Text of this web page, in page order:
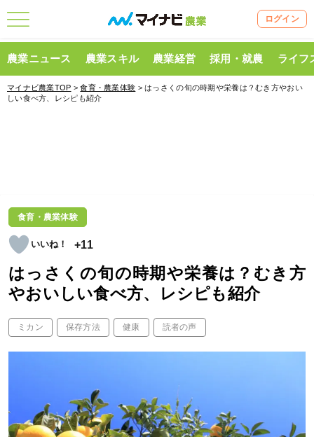
ログイン
農業ニュース 農業スキル 農業経営 採用・就農 ライフ
マイナビ農業TOP >食育・農業体験 > はっさくの旬の時期や栄養は？むき方やおい
しい食べ方、レシピも紹介
食育・農業体験
+11
はっさくの旬の時期や栄養は？むき方
やおいしい食べ方、レシピも紹介
ミカン 保存方法 健康 読者の声